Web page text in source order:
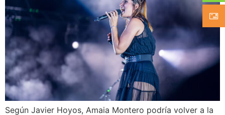
Según Javier Hoyos, Amaia Montero podría volver a la